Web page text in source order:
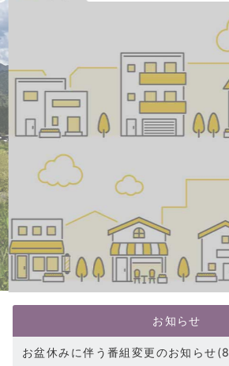
お知らせ
お盆休みに伴う番組変更のお知らせ